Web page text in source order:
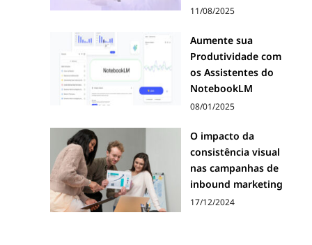
11/08/2025
Aumente sua
Produtividade com
os Assistentes do
NotebookLM
08/01/2025
O impacto da
consistência visual
nas campanhas de
inbound marketing
17/12/2024